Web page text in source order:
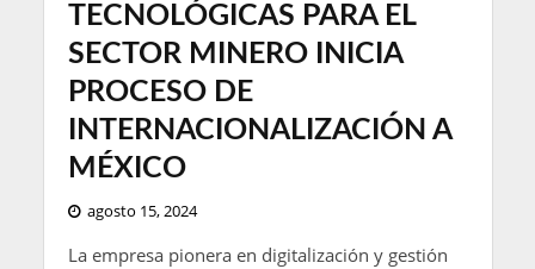
TECNOLÓGICAS PARA EL
SECTOR MINERO INICIA
PROCESO DE
INTERNACIONALIZACIÓN A
MÉXICO
agosto 15, 2024
La empresa pionera en digitalización y gestión